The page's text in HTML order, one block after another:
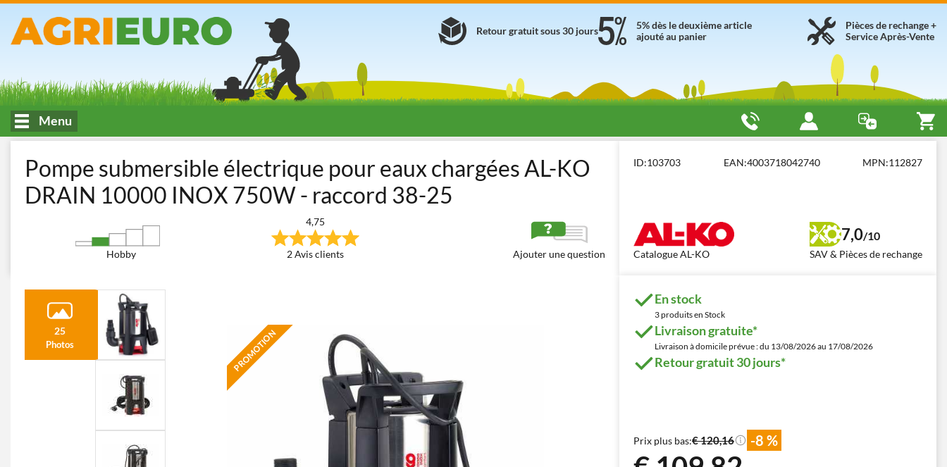
Pièces de rechange +
Service Après-Vente
5% dès le deuxième article
ajouté au panier
Retour gratuit sous 30 jours
Menu
Pompe submersible électrique pour eaux chargées AL-KO
DRAIN 10000 INOX 750W - raccord 38-25
Hobby
4,75
2 Avis clients Ajouter une question
ID:103703 EAN:4003718042740 MPN:112827
Catalogue AL-KO
7,0/10
SAV & Pièces de rechange
25
Photos PROMOTION
En stock
3 produits en Stock
Livraison gratuite*
Livraison à domicile prévue : du 13/08/2026 au 17/08/2026
Retour gratuit 30 jours*
Prix plus bas:€ 120,16 -8 %